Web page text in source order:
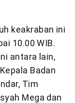
keakraban ini
10.00 WIB.
antara lain,
Badan
Tim
Mega dan